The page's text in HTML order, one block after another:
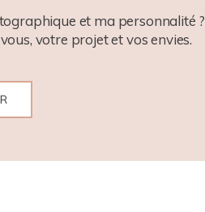
et ma personnalité ?
votre projet et vos envies.